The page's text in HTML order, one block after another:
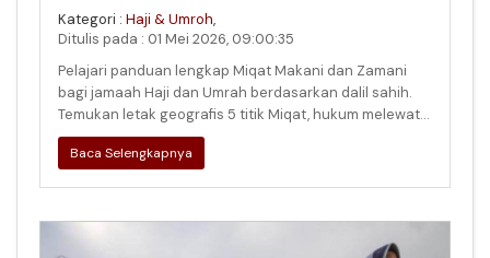
Kategori : Haji & Umroh,
Ditulis pada : 01 Mei 2026, 09:00:35
Pelajari panduan lengkap Miqat Makani dan Zamani
bagi jamaah Haji dan Umrah berdasarkan dalil sahih.
Temukan letak geografis 5 titik Miqat, hukum melewati
batas tanpa Ihram, h
Baca Selengkapnya